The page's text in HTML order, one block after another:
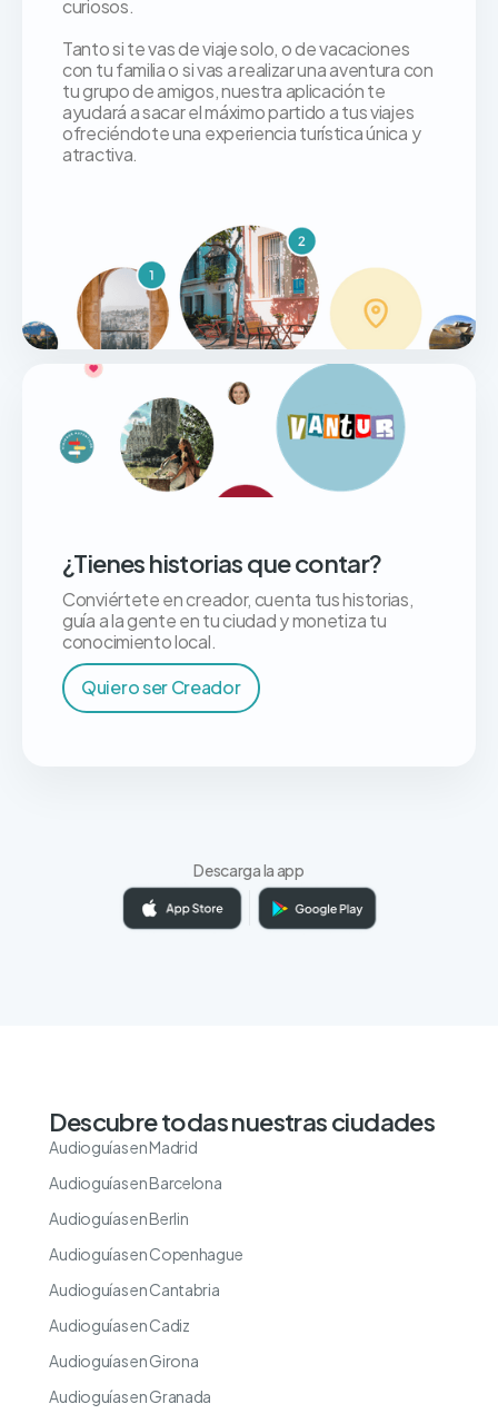
curiosos.
Tanto si te vas de viaje solo, o de vacaciones
con tu familia o si vas a realizar una aventura con
tu grupo de amigos, nuestra aplicación te
ayudará a sacar el máximo partido a tus viajes
ofreciéndote una experiencia turística única y
atractiva.
¿Tienes historias que contar?
Conviértete en creador, cuenta tus historias,
guía a la gente en tu ciudad y monetiza tu
conocimiento local.
Quiero ser Creador
Descarga la app
Descubre todas nuestras ciudades
Audioguías en Madrid
Audioguías en Barcelona
Audioguías en Berlin
Audioguías en Copenhague
Audioguías en Cantabria
Audioguías en Cadiz
Audioguías en Girona
Audioguías en Granada